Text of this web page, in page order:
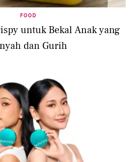
FOOD
untuk Bekal Anak yang
dan Gurih